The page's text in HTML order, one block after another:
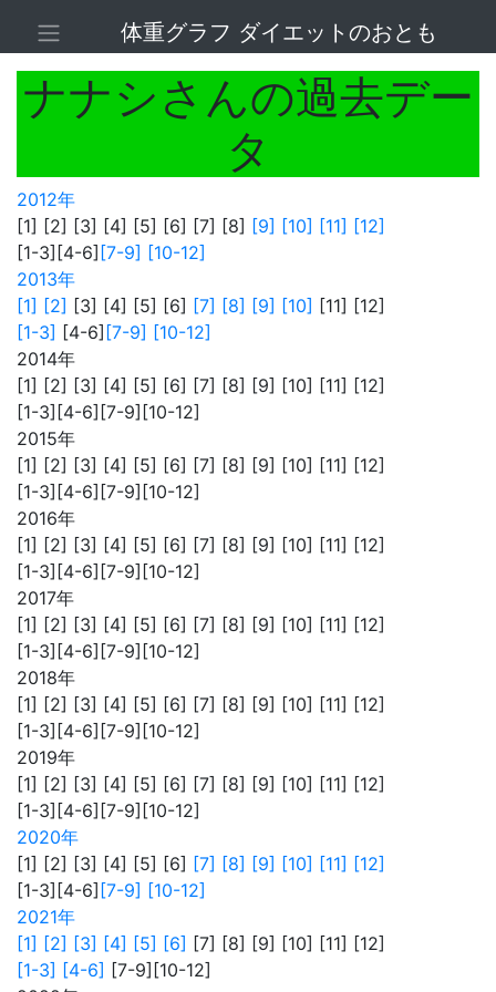
体重グラフ ダイエットのおとも
ナナシさんの過去デー
タ
2012年
[1] [2] [3] [4] [5] [6] [7] [8] [9] [10] [11] [12]
[1-3][4-6] [7-9] [10-12]
2013年
[1] [2] [3] [4] [5] [6] [7] [8] [9] [10] [11] [12]
[1-3] [4-6] [7-9] [10-12]
2014年
[1] [2] [3] [4] [5] [6] [7] [8] [9] [10] [11] [12]
[1-3][4-6][7-9][10-12]
2015年
[1] [2] [3] [4] [5] [6] [7] [8] [9] [10] [11] [12]
[1-3][4-6][7-9][10-12]
2016年
[1] [2] [3] [4] [5] [6] [7] [8] [9] [10] [11] [12]
[1-3][4-6][7-9][10-12]
2017年
[1] [2] [3] [4] [5] [6] [7] [8] [9] [10] [11] [12]
[1-3][4-6][7-9][10-12]
2018年
[1] [2] [3] [4] [5] [6] [7] [8] [9] [10] [11] [12]
[1-3][4-6][7-9][10-12]
2019年
[1] [2] [3] [4] [5] [6] [7] [8] [9] [10] [11] [12]
[1-3][4-6][7-9][10-12]
2020年
[1] [2] [3] [4] [5] [6] [7] [8] [9] [10] [11] [12]
[1-3][4-6] [7-9] [10-12]
2021年
[1] [2] [3] [4] [5] [6] [7] [8] [9] [10] [11] [12]
[1-3] [4-6] [7-9][10-12]